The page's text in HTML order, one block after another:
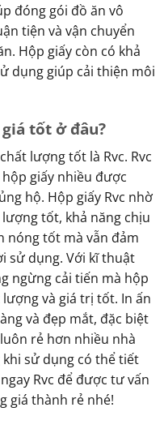
đóng gói đồ ăn vô
tiện và vận chuyển
Hộp giấy còn có khả
dụng giúp cải thiện môi
tốt ở đâu?
lượng tốt là Rvc. Rvc
giấy nhiều được
hộ. Hộp giấy Rvc nhờ
tốt, khả năng chịu
nóng tốt mà vẫn đảm
sử dụng. Với kĩ thuật
ngừng cải tiến mà hộp
và giá trị tốt. In ấn
và đẹp mắt, đặc biệt
rẻ hơn nhiều nhà
khi sử dụng có thể tiết
Rvc để được tư vấn
giá thành rẻ nhé!